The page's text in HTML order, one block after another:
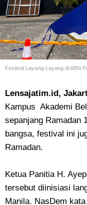
Festival Layang-Layang di ABN
Lensajatim.id,
Kampus Akademi
sepanjang Ramadan
bangsa, festival ini
Ramadan.
Ketua Panitia H.
tersebut diinisiasi
Manila. NasDem